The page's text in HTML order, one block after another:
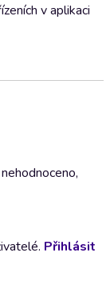
v aplikaci
Přihlásit